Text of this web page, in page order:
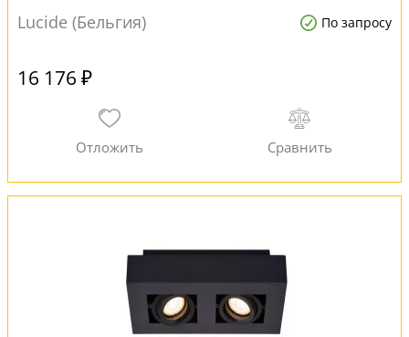
Lucide (Бельгия)
По запросу
16 176 ₽